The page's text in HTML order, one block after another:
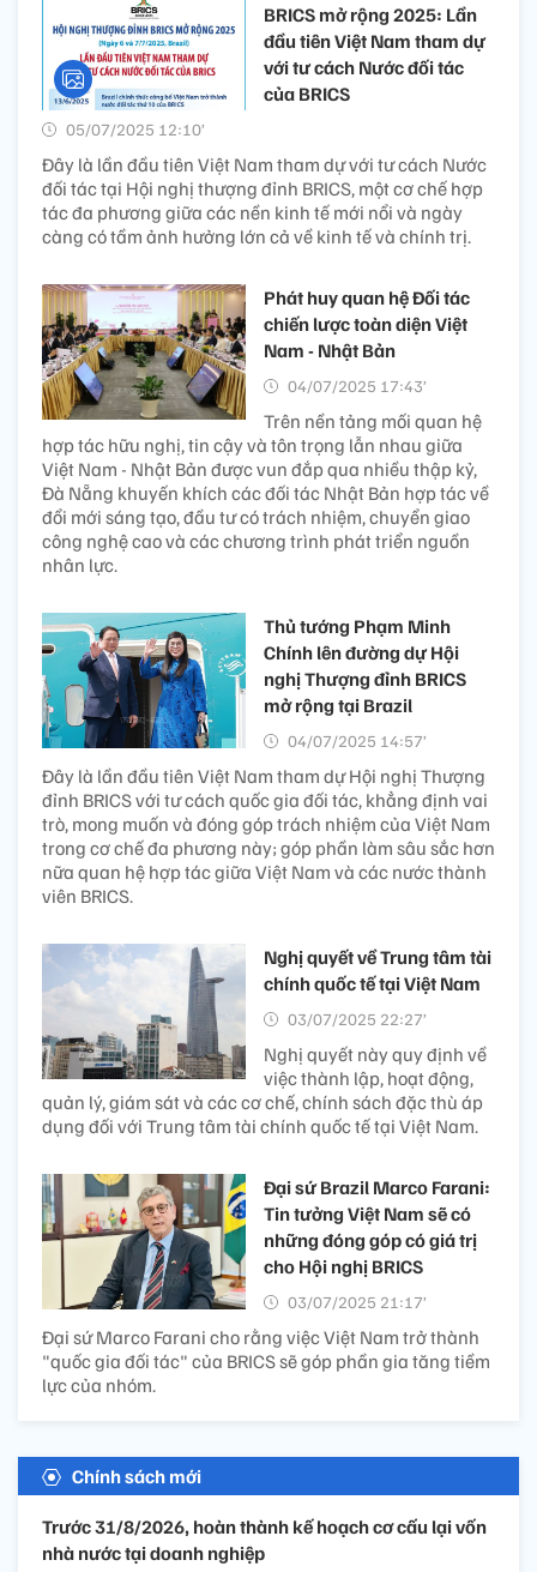
BRICS mở rộng 2025: Lần
đầu tiên Việt Nam tham dự
với tư cách Nước đối tác
của BRICS
05/07/2025 12:10’
Đây là lần đầu tiên Việt Nam tham dự với tư cách Nước
đối tác tại Hội nghị thượng đỉnh BRICS, một cơ chế hợp
tác đa phương giữa các nền kinh tế mới nổi và ngày
càng có tầm ảnh hưởng lớn cả về kinh tế và chính trị.
Phát huy quan hệ Đối tác
chiến lược toàn diện Việt
Nam - Nhật Bản
04/07/2025 17:43’
Trên nền tảng mối quan hệ
hợp tác hữu nghị, tin cậy và tôn trọng lẫn nhau giữa
Việt Nam - Nhật Bản được vun đắp qua nhiều thập kỷ,
Đà Nẵng khuyến khích các đối tác Nhật Bản hợp tác về
đổi mới sáng tạo, đầu tư có trách nhiệm, chuyển giao
công nghệ cao và các chương trình phát triển nguồn
nhân lực.
Thủ tướng Phạm Minh
Chính lên đường dự Hội
nghị Thượng đỉnh BRICS
mở rộng tại Brazil
04/07/2025 14:57’
Đây là lần đầu tiên Việt Nam tham dự Hội nghị Thượng
đỉnh BRICS với tư cách quốc gia đối tác, khẳng định vai
trò, mong muốn và đóng góp trách nhiệm của Việt Nam
trong cơ chế đa phương này; góp phần làm sâu sắc hơn
nữa quan hệ hợp tác giữa Việt Nam và các nước thành
viên BRICS.
Nghị quyết về Trung tâm tài
chính quốc tế tại Việt Nam
03/07/2025 22:27’
Nghị quyết này quy định về
việc thành lập, hoạt động,
quản lý, giám sát và các cơ chế, chính sách đặc thù áp
dụng đối với Trung tâm tài chính quốc tế tại Việt Nam.
Đại sứ Brazil Marco Farani:
Tin tưởng Việt Nam sẽ có
những đóng góp có giá trị
cho Hội nghị BRICS
03/07/2025 21:17’
Đại sứ Marco Farani cho rằng việc Việt Nam trở thành
"quốc gia đối tác" của BRICS sẽ góp phần gia tăng tiềm
lực của nhóm.
Chính sách mới
Trước 31/8/2026, hoàn thành kế hoạch cơ cấu lại vốn
nhà nước tại doanh nghiệp